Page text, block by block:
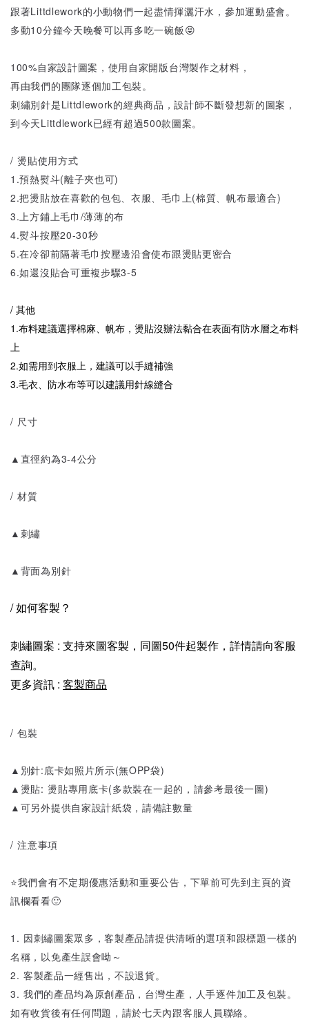
跟著Littdlework的小動物們一起盡情揮灑汗水，參加運動盛會。
多動10分鐘今天晚餐可以再多吃一碗飯😝
100%自家設計圖案，使用自家開版台灣製作之材料，
再由我們的團隊逐個加工包裝。
刺繡別針是Littdlework的經典商品，設計師不斷發想新的圖案，
到今天Littdlework已經有超過500款圖案。
/ 燙貼使用方式
1.預熱熨斗(離子夾也可)
2.把燙貼放在喜歡的包包、衣服、毛巾上(棉質、帆布最適合)
3.上方鋪上毛巾/薄薄的布
4.熨斗按壓20-30秒
5.在冷卻前隔著毛巾按壓邊沿會使布跟燙貼更密合
6.如還沒貼合可重複步驟3-5
/ 其他
1.布料建議選擇棉麻、帆布，燙貼沒辦法黏合在表面有防水層之布料
上
2.如需用到衣服上，建議可以手縫補強
3.毛衣、防水布等可以建議用針線縫合
/ 尺寸
▲直徑約為3-4公分
/ 材質
▲刺繡
▲背面為別針
/ 如何客製？
刺繡圖案 : 支持來圖客製，同圖50件起製作，詳情請向客服
查詢。
更多資訊 : 客製商品
/ 包裝
▲別針:底卡如照片所示(無OPP袋)
▲燙貼: 燙貼專用底卡(多款裝在一起的，請參考最後一圖)
▲可另外提供自家設計紙袋，請備註數量
/ 注意事項
⭐️我們會有不定期優惠活動和重要公告，下單前可先到主頁的資
訊欄看看🙂
1. 因刺繡圖案眾多，客製產品請提供清晰的選項和跟標題一樣的
名稱，以免產生誤會呦～
2. 客製產品一經售出，不設退貨。
3. 我們的產品均為原創產品，台灣生產，人手逐件加工及包裝。
如有收貨後有任何問題，請於七天內跟客服人員聯絡。